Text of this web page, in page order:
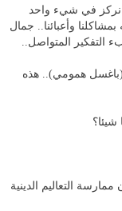
نركز في شيء واحد
وأعبائنا.. جمال
التفكير المتواصل..
(باغسل همومي).. هذه
شيئا؟
التعاليم الدينية